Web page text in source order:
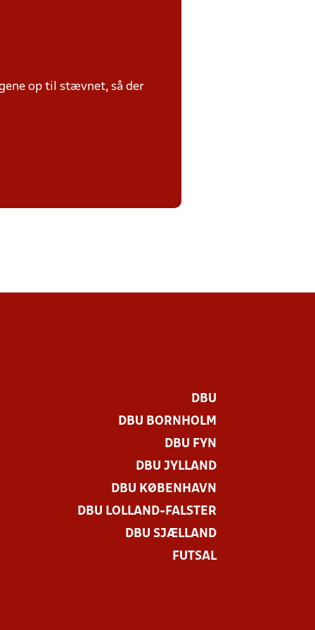
op til stævnet, så der
DBU
DBU BORNHOLM
DBU FYN
DBU JYLLAND
DBU KØBENHAVN
DBU LOLLAND-FALSTER
DBU SJÆLLAND
FUTSAL